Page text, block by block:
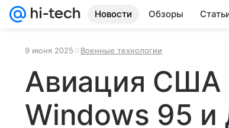
Новости Обзоры
9 июня 2025 Военные технологии
Авиация США
Windows 95 и